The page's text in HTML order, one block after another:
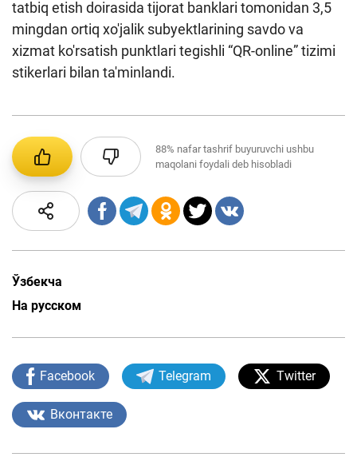
tatbiq etish doirasida tijorat banklari tomonidan 3,5
mingdan ortiq xo'jalik subyektlarining savdo va
xizmat ko'rsatish punktlari tegishli “QR-online” tizimi
stikerlari bilan ta'minlandi.
88% nafar tashrif buyuruvchi ushbu
maqolani foydali deb hisobladi
Ўзбекча
На русском
Facebook Telegram Twitter
Вконтакте